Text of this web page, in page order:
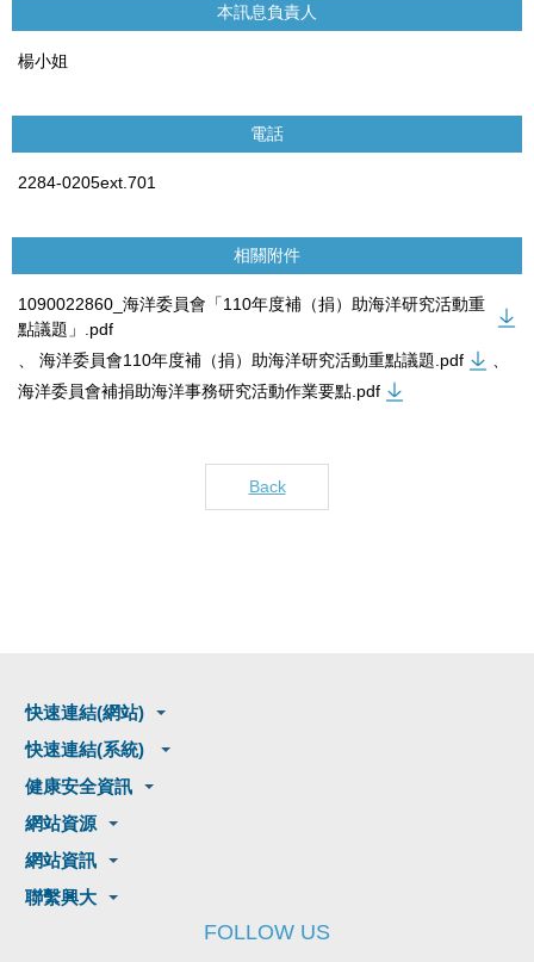
本訊息負責人
楊小姐
電話
2284-0205ext.701
相關附件
1090022860_海洋委員會「110年度補（捐）助海洋研究活動重
點議題」.pdf
海洋委員會110年度補（捐）助海洋研究活動重點議題.pdf
海洋委員會補捐助海洋事務研究活動作業要點.pdf
Back
快速連結(網站)
快速連結(系統)
健康安全資訊
網站資源
網站資訊
聯繫興大
FOLLOW US